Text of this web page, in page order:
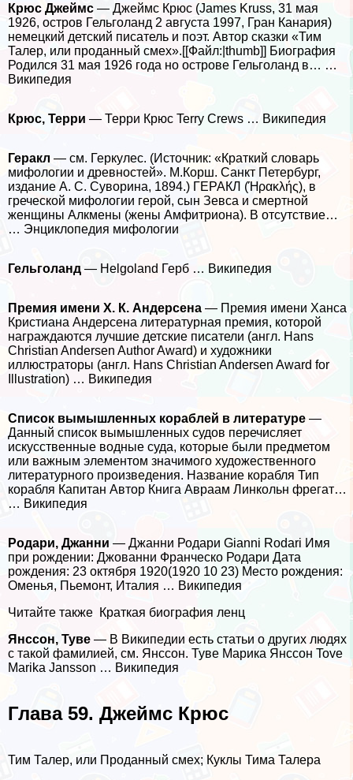
Крюс Джеймс — Джеймс Крюс (James Kruss, 31 мая
1926, остров Гельголанд 2 августа 1997, Гран Канария)
немецкий детский писатель и поэт. Автор сказки «Тим
Талер, или проданный смех».[[Файл:|thumb]] Биография
Родился 31 мая 1926 года но острове Гельголанд в… …
Википедия
Крюс, Терри — Терри Крюс Terry Crews … Википедия
Геpaкл — см. Геркулес. (Источник: «Краткий словарь
мифологии и древностей». М.Корш. Санкт Петербург,
издание А. С. Суворина, 1894.) ГЕРАКЛ (Ήρακλής), в
греческой мифологии герой, сын Зевса и cмepтной
женщины Алкмены (жены Амфитриона). В отсутствие…
… Энциклопедия мифологии
Гельголанд — Helgoland Герб … Википедия
Премия имени Х. К. Андерсена — Премия имени Ханса
Кристиана Андерсена литературная премия, которой
награждаются лучшие детские писатели (англ. Hans
Christian Andersen Author Award) и художники
иллюстраторы (англ. Hans Christian Andersen Award for
Illustration) … Википедия
Список вымышленных кораблей в литературе —
Данный список вымышленных судов перечисляет
искусственные водные суда, которые были предметом
или важным элементом значимого художественного
литературного произведения. Название корабля Тип
корабля Капитан Автор Книга Авраам Линкольн фрегат…
… Википедия
Родари, Джанни — Джанни Родари Gianni Rodari Имя
при рождении: Джованни Франческо Родари Дата
рождения: 23 октября 1920(1920 10 23) Место рождения:
Оменья, Пьемонт, Италия … Википедия
Читайте также Краткая биография ленц
Янссон, Туве — В Википедии есть статьи о других людях
с такой фамилией, см. Янссон. Туве Марика Янссон Tove
Marika Jansson … Википедия
Глава 59. Джеймс Крюс
Тим Талер, или Проданный смех; Куклы Тима Талера